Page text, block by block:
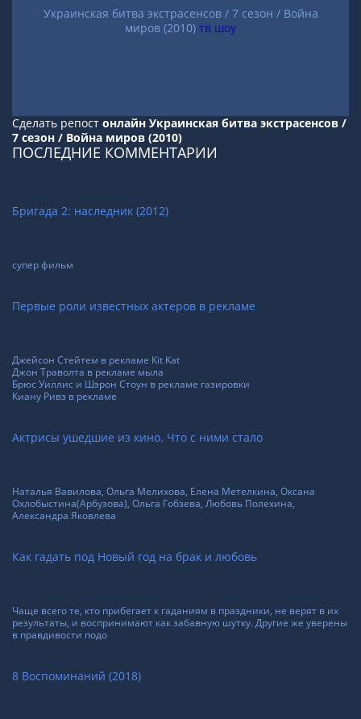
Украинская битва экстрасенсов / 7 сезон / Война
миров (2010) тв шоу
Сделать репост онлайн Украинская битва экстрасенсов /
7 сезон / Война миров (2010)
ПОСЛЕДНИЕ КОММЕНТАРИИ
Бригада 2: наследник (2012)
супер фильм
Первые роли известных актеров в рекламе
Джейсон Стейтем в рекламе Кit Kat
Джон Траволта в рекламе мыла
Брюс Уиллис и Шэрон Стоун в рекламе газировки
Киану Ривз в рекламе
Актрисы ушедшие из кино. Что с ними стало
Наталья Вавилова, Ольга Мелихова, Елена Метелкина, Оксана
Охлобыстина(Арбузова), Ольга Гобзева, Любовь Полехина,
Александра Яковлева
Как гадать под Новый год на брак и любовь
Чаще всего те, кто прибегает к гаданиям в праздники, не верят в их
результаты, и воспринимают как забавную шутку. Другие же уверены
в правдивости подо
8 Воспоминаний (2018)